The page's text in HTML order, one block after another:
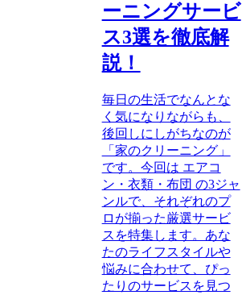
ーニングサービ
ス3選を徹底解
説！
毎日の生活でなんとな
く気になりながらも、
後回しにしがちなのが
「家のクリーニング」
です。今回は エアコ
ン・衣類・布団 の3ジャ
ンルで、それぞれのプ
ロが揃った厳選サービ
スを特集します。あな
たのライフスタイルや
悩みに合わせて、ぴっ
たりのサービスを見つ